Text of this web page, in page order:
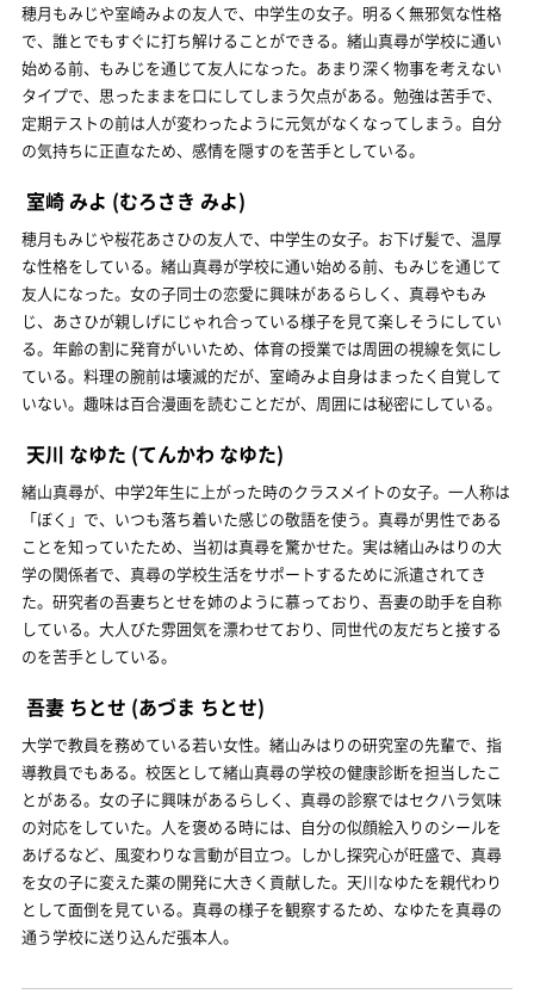
穂月もみじや室崎みよの友人で、中学生の女子。明るく無邪気な性格
で、誰とでもすぐに打ち解けることができる。緒山真尋が学校に通い
始める前、もみじを通じて友人になった。あまり深く物事を考えない
タイプで、思ったままを口にしてしまう欠点がある。勉強は苦手で、
定期テストの前は人が変わったように元気がなくなってしまう。自分
の気持ちに正直なため、感情を隠すのを苦手としている。
室崎 みよ (むろさき みよ)
穂月もみじや桜花あさひの友人で、中学生の女子。お下げ髪で、温厚
な性格をしている。緒山真尋が学校に通い始める前、もみじを通じて
友人になった。女の子同士の恋愛に興味があるらしく、真尋やもみ
じ、あさひが親しげにじゃれ合っている様子を見て楽しそうにしてい
る。年齢の割に発育がいいため、体育の授業では周囲の視線を気にし
ている。料理の腕前は壊滅的だが、室崎みよ自身はまったく自覚して
いない。趣味は百合漫画を読むことだが、周囲には秘密にしている。
天川 なゆた (てんかわ なゆた)
緒山真尋が、中学2年生に上がった時のクラスメイトの女子。一人称は
「ぼく」で、いつも落ち着いた感じの敬語を使う。真尋が男性である
ことを知っていたため、当初は真尋を驚かせた。実は緒山みはりの大
学の関係者で、真尋の学校生活をサポートするために派遣されてき
た。研究者の吾妻ちとせを姉のように慕っており、吾妻の助手を自称
している。大人びた雰囲気を漂わせており、同世代の友だちと接する
のを苦手としている。
吾妻 ちとせ (あづま ちとせ)
大学で教員を務めている若い女性。緒山みはりの研究室の先輩で、指
導教員でもある。校医として緒山真尋の学校の健康診断を担当したこ
とがある。女の子に興味があるらしく、真尋の診察ではセクハラ気味
の対応をしていた。人を褒める時には、自分の似顔絵入りのシールを
あげるなど、風変わりな言動が目立つ。しかし探究心が旺盛で、真尋
を女の子に変えた薬の開発に大きく貢献した。天川なゆたを親代わり
として面倒を見ている。真尋の様子を観察するため、なゆたを真尋の
通う学校に送り込んだ張本人。